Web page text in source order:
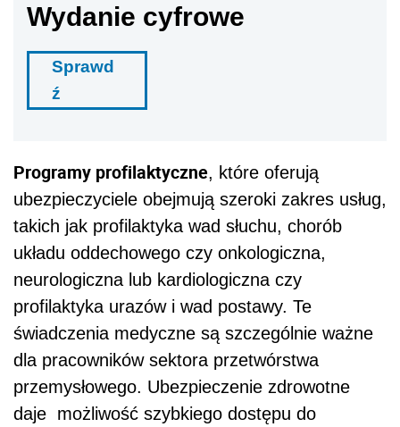
Wydanie cyfrowe
Sprawd
ź
Programy profilaktyczne, które oferują
ubezpieczyciele obejmują szeroki zakres usług,
takich jak profilaktyka wad słuchu, chorób
układu oddechowego czy onkologiczna,
neurologiczna lub kardiologiczna czy
profilaktyka urazów i wad postawy. Te
świadczenia medyczne są szczegó lnie ważne
dla pracowników sektora przetwórstwa
przemysłowego. Ubezpieczenie zdrowotne
daje możliwość szybkiego dostępu do